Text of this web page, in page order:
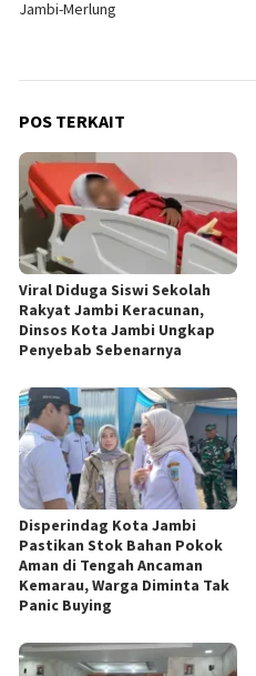
Jambi-Merlung
POS TERKAIT
Viral Diduga Siswi Sekolah
Rakyat Jambi Keracunan,
Dinsos Kota Jambi Ungkap
Penyebab Sebenarnya
Disperindag Kota Jambi
Pastikan Stok Bahan Pokok
Aman di Tengah Ancaman
Kemarau, Warga Diminta Tak
Panic Buying